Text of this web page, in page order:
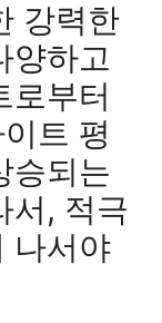
강력한
양하고
로부터
트 평
승되는
서, 적극
나서야